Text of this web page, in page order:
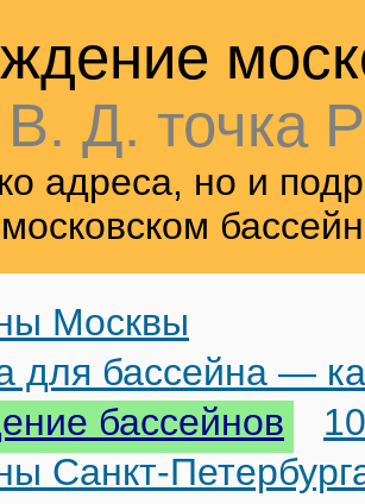
Д. точка
адреса, но и
Москвы
для бассейна —
бассейнов
Санкт-